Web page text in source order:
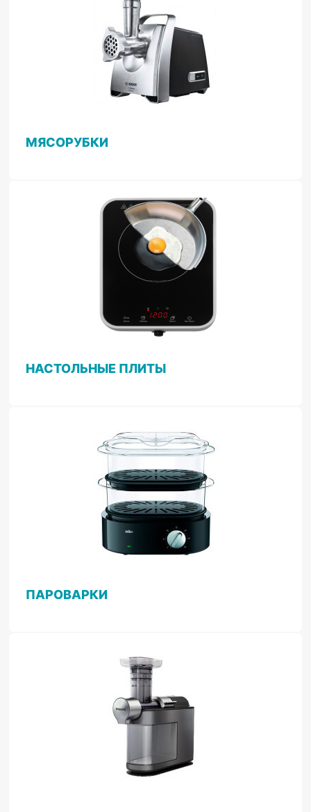
МЯСОРУБКИ
НАСТОЛЬНЫЕ ПЛИТЫ
ПАРОВАРКИ